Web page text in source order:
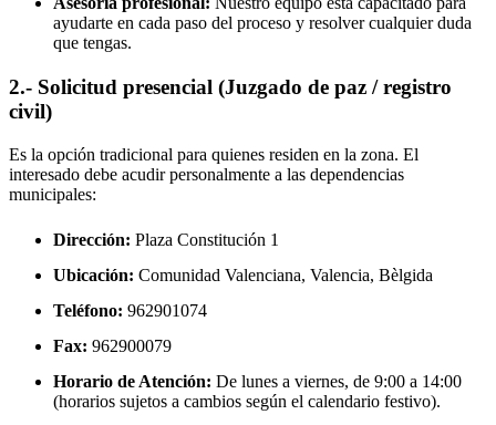
ayudarte en cada paso del proceso y resolver cualquier duda
que tengas.
2.- Solicitud presencial (Juzgado de paz / registro
civil)
Es la opción tradicional para quienes residen en la zona. El
interesado debe acudir personalmente a las dependencias
municipales:
Dirección: Plaza Constitución 1
Ubicación: Comunidad Valenciana, Valencia, Bèlgida
Teléfono: 962901074
Fax: 962900079
Horario de Atención: De lunes a viernes, de 9:00 a 14:00
(horarios sujetos a cambios según el calendario festivo).